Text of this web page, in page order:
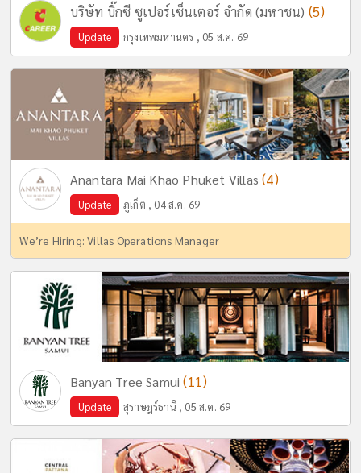
บริษัท บิ๊กซี ซูเปอร์เซ็นเตอร์ จำกัด (มหาชน) (5)
Update กรุงเทพมหานคร , 05 ส.ค. 69
Anantara Mai Khao Phuket Villas(4)
Update ภูเก็ต , 04 ส.ค. 69
We’re Hiring: Villas Operations Manager
Banyan Tree Samui(11)
Update สุราษฎร์ธานี , 05 ส.ค. 69